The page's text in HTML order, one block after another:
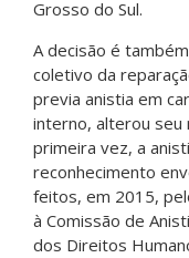
Grosso do Sul.
A decisão é
coletivo da
previa anistia em
interno, alterou seu
primeira vez, a
reconhecimento
feitos, em 2015,
à Comissão de
dos Direitos